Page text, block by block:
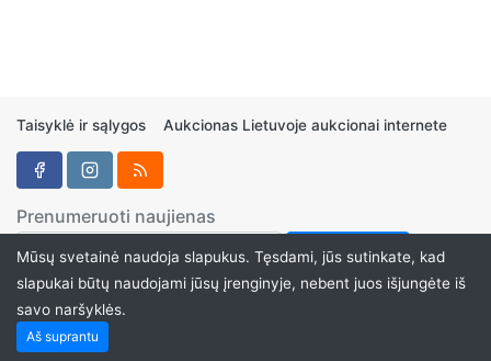
Taisyklė ir sąlygos Aukcionas Lietuvoje aukcionai internete
Prenumeruoti naujienas
Mūsų svetainė naudoja slapukus. Tęsdami, jūs sutinkate, kad
slapukai būtų naudojami jūsų įrenginyje, nebent juos išjungėte iš
savo naršyklės.
Aš suprantu